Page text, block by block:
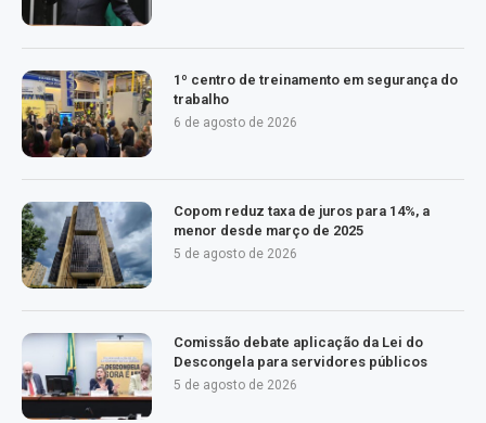
1º centro de treinamento em segurança do
trabalho
6 de agosto de 2026
Copom reduz taxa de juros para 14%, a
menor desde março de 2025
5 de agosto de 2026
Comissão debate aplicação da Lei do
Descongela para servidores públicos
5 de agosto de 2026